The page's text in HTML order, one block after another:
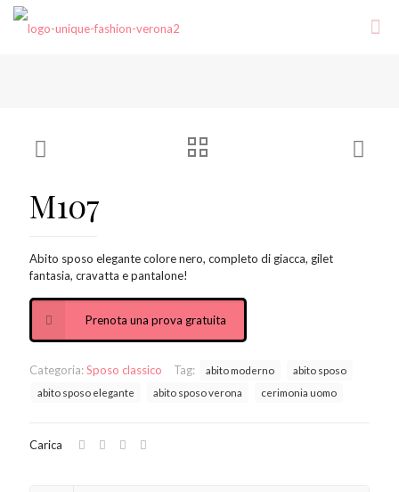
M107
Abito sposo elegante colore nero, completo di giacca, gilet
fantasia, cravatta e pantalone!
Prenota una prova gratuita
Categoria:Sposo classico Tag: abito moderno
abito sposo
abito sposo elegante
abito sposo verona cerimonia uomo
Carica